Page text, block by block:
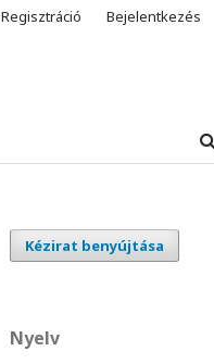
Regisztráció Bejelentkezés
Kézirat benyújtása
Nyelv